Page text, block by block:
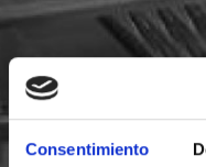
Consentimiento